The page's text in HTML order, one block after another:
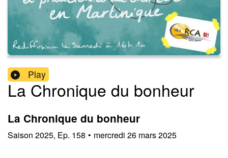
Play
La Chronique du bonheur
La Chronique du bonheur
Saison 2025, Ep. 158 • mercredi 26 mars 2025